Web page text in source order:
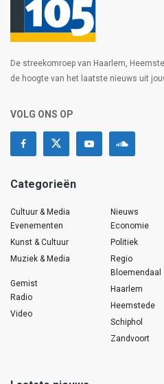
De streekomroep van Haarlem,
de hoogte van het laatste nieuws uit
VOLG ONS OP
Categorieën
Cultuur & Media
Evenementen
Kunst & Cultuur
Muziek & Media
Gemist
Radio
Video
Nieuws
Economie
Politiek
Regio
Bloemendaal
Haarlem
Heemstede
Schiphol
Zandvoort